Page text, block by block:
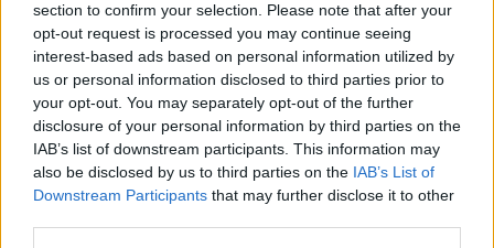
section to confirm your selection. Please note that after your
opt-out request is processed you may continue seeing
interest-based ads based on personal information utilized by
us or personal information disclosed to third parties prior to
your opt-out. You may separately opt-out of the further
disclosure of your personal information by third parties on the
IAB’s list of downstream participants. This information may
also be disclosed by us to third parties on the IAB’s List of
Downstream Participants that may further disclose it to other
Το παρόν Έκτακτο Δελτίο θα ανανεωθεί σε 12 ώρες.
Ενημερωθείτε και μέσω των επίσημων προειδοποιήσεων
του Meteoalarm σε Ελλάδα και Ευρώπη.